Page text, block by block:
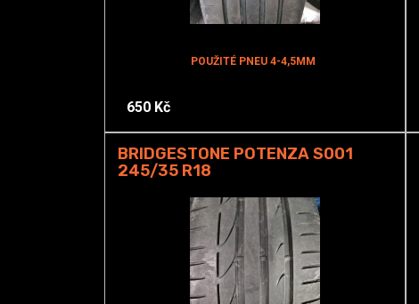
POUŽITÉ PNEU 4-4,5MM
650 Kč
BRIDGESTONE POTENZA S001
245/35 R18